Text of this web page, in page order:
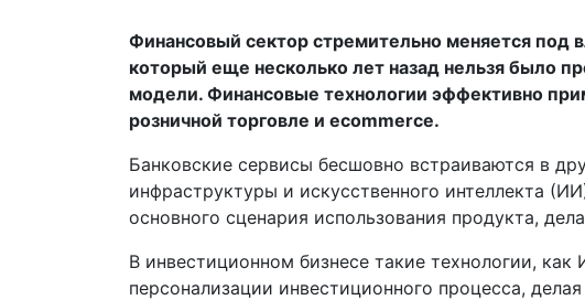
Финансовый сектор стремительно меняется под
который еще несколько лет назад нельзя было
модели. Финансовые технологии эффективно
розничной торговле и ecommerce.
Банковские сервисы бесшовно встраиваются в
инфраструктуры и искусственного интеллекта
основного сценария использования продукта,
В инвестиционном бизнесе такие технологии,
персонализации инвестиционного процесса,